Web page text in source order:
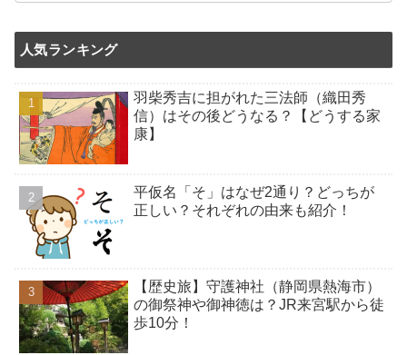
人気ランキング
羽柴秀吉に担がれた三法師（織田秀
信）はその後どうなる？【どうする家
康】
平仮名「そ」はなぜ2通り？どっちが
正しい？それぞれの由来も紹介！
【歴史旅】守護神社（静岡県熱海市）
の御祭神や御神徳は？JR来宮駅から徒
歩10分！